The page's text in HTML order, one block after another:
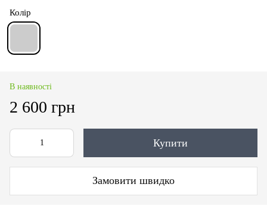
Колір
В наявності
2 600 грн
Купити
Замовити швидко